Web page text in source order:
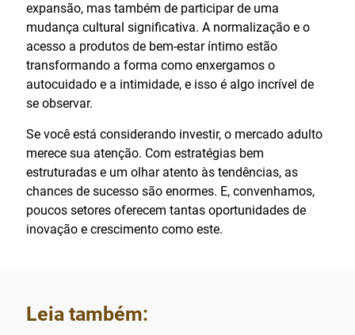
expansão, mas também de participar de uma
mudança cultural significativa. A normalização e o
acesso a produtos de bem-estar íntimo estão
transformando a forma como enxergamos o
autocuidado e a intimidade, e isso é algo incrível de
se observar.
Se você está considerando investir, o mercado adulto
merece sua atenção. Com estratégias bem
estruturadas e um olhar atento às tendências, as
chances de sucesso são enormes. E, convenhamos,
poucos setores oferecem tantas oportunidades de
inovação e crescimento como este.
Leia também: